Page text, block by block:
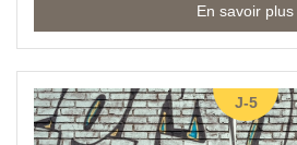
En savoir plus
J-5